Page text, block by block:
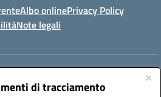
di tracciamento
Albo onlinePrivacy Policy
Note legali
tpis02200a@pec.istruzione.it